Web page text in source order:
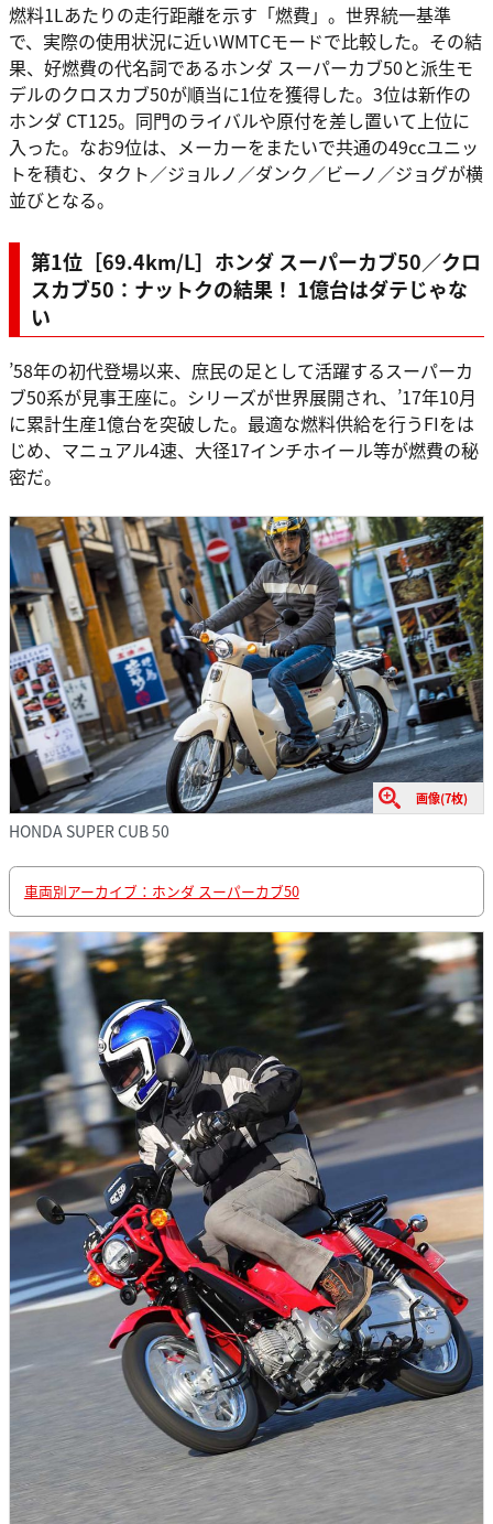
燃料1Lあたりの走行距離を示す「燃費」。世界統一基準
で、実際の使用状況に近いWMTCモードで比較した。その結
果、好燃費の代名詞であるホンダ スーパーカブ50と派生モ
デルのクロスカブ50が順当に1位を獲得した。3位は新作の
ホンダ CT125。同門のライバルや原付を差し置いて上位に
入った。なお9位は、メーカーをまたいで共通の49ccユニッ
トを積む、タクト／ジョルノ／ダンク／ビーノ／ジョグが横
並びとなる。
第1位［69.4km/L］ホンダ スーパーカブ50／クロ
スカブ50：ナットクの結果！ 1億台はダテじゃな
い
’58年の初代登場以来、庶民の足として活躍するスーパーカ
ブ50系が見事王座に。シリーズが世界展開され、’17年10月
に累計生産1億台を突破した。最適な燃料供給を行うFIをは
じめ、マニュアル4速、大径17インチホイール等が燃費の秘
密だ。
画像(7枚)
HONDA SUPER CUB 50
車両別アーカイブ：ホンダ スーパーカブ50